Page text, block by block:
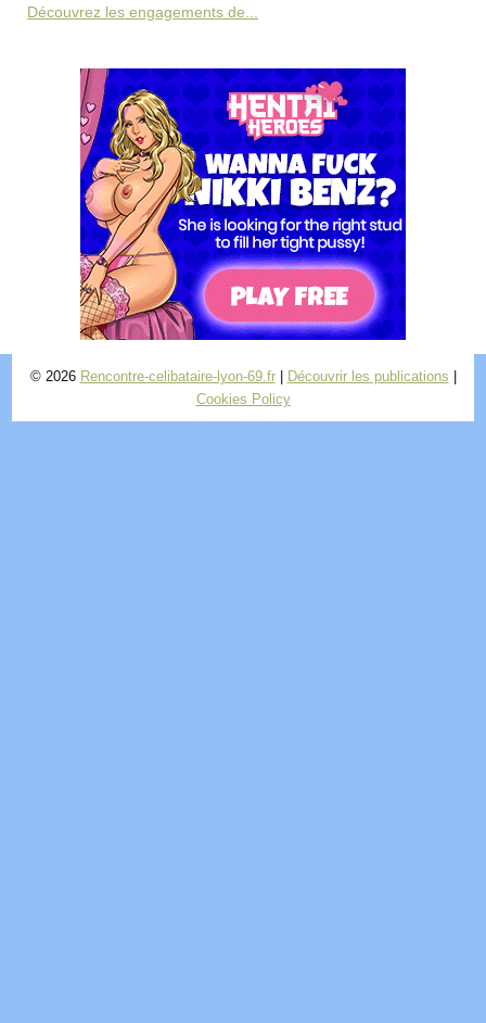
Découvrez les engagements de...
© 2026 Rencontre-celibataire-lyon-69.fr| Découvrir les publications
Cookies Policy